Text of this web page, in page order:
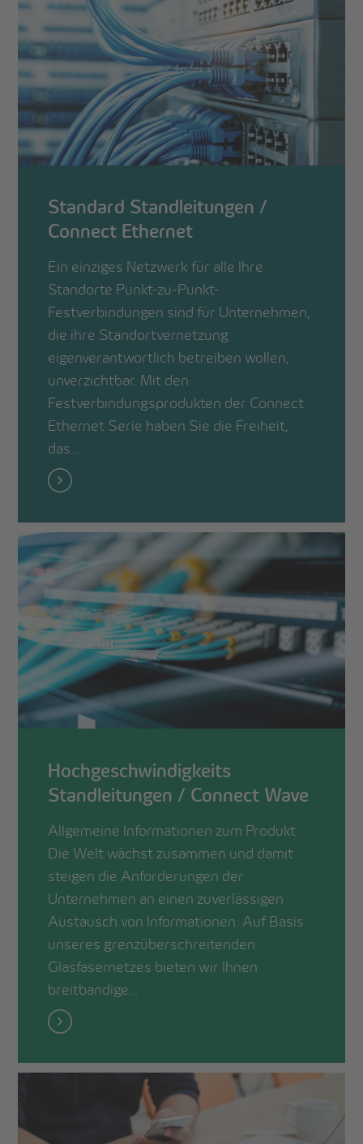
Standard Standleitungen /
Connect Ethernet
Ein einziges Netzwerk für alle Ihre
Standorte Punkt-zu-Punkt-
Festverbindungen sind für Unternehmen,
die ihre Standortvernetzung
eigenverantwortlich betreiben wollen,
unverzichtbar. Mit den
Festverbindungsprodukten der Connect
Ethernet Serie haben Sie die Freiheit,
das…
Hochgeschwindigkeits
Standleitungen / Connect Wave
Allgemeine Informationen zum Produkt
Die Welt wächst zusammen und damit
steigen die Anforderungen der
Unternehmen an einen zuverlässigen
Austausch von Informationen. Auf Basis
unseres grenzüberschreitenden
Glasfasernetzes bieten wir Ihnen
breitbandige…